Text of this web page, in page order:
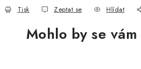
Tisk Zeptat se Hlídat
Mohlo by se